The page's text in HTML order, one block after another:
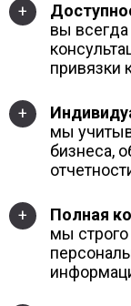
+
вы
привязки
+
мы
бизнеса,
+ Полная
мы